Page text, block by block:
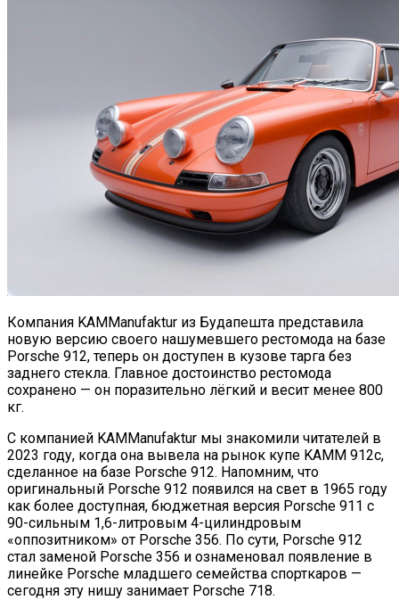
Компания KAMManufaktur из Будапешта представила
новую версию своего нашумевшего рестомода на базе
Porsche 912, теперь он доступен в кузове тарга без
заднего стекла. Главное достоинство рестомода
сохранено — он поразительно лёгкий и весит менее 800
кг.
С компанией KAMManufaktur мы знакомили читателей в
2023 году, когда она вывела на рынок купе KAMM 912c,
сделанное на базе Porsche 912. Напомним, что
оригинальный Porsche 912 появился на свет в 1965 году
как более доступная, бюджетная версия Porsche 911 с
90-сильным 1,6-литровым 4-цилиндровым
«оппозитником» от Porsche 356. По сути, Porsche 912
стал заменой Porsche 356 и ознаменовал появление в
линейке Porsche младшего семейства спорткаров —
сегодня эту нишу занимает Porsche 718.